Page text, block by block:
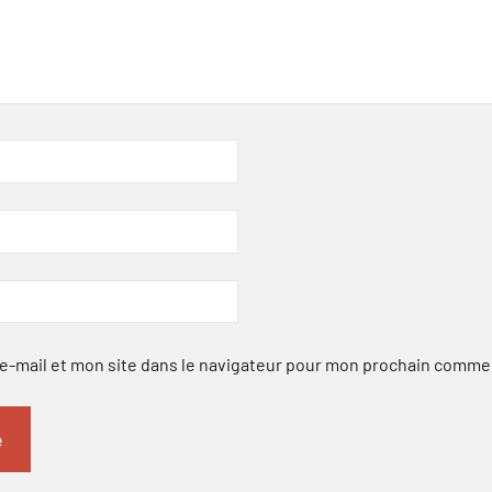
mail et mon site dans le navigateur pour mon prochain